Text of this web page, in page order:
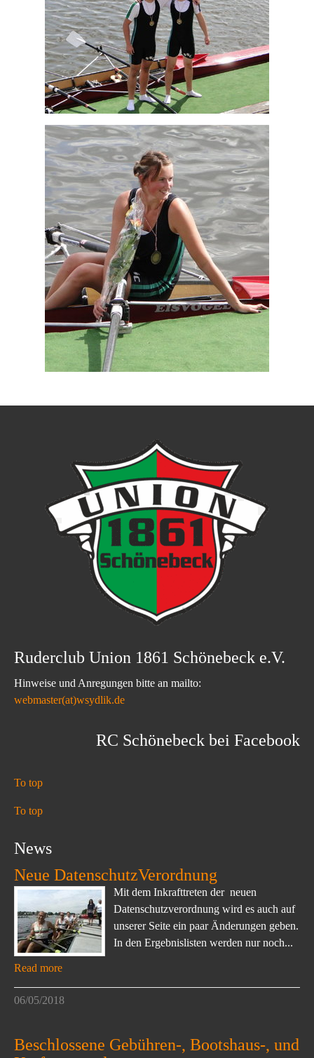
Ruderclub Union 1861 Schönebeck e.V.
Hinweise und Anregungen bitte an mailto:
webmaster(at)wsydlik.de
RC Schönebeck bei Facebook
To top
To top
News
Neue DatenschutzVerordnung
Mit dem Inkrafttreten der neuen
Datenschutzverordnung wird es auch auf
unserer Seite ein paar Änderungen geben.
In den Ergebnislisten werden nur noch...
Read more
06/05/2018
Beschlossene Gebühren-, Bootshaus-, und